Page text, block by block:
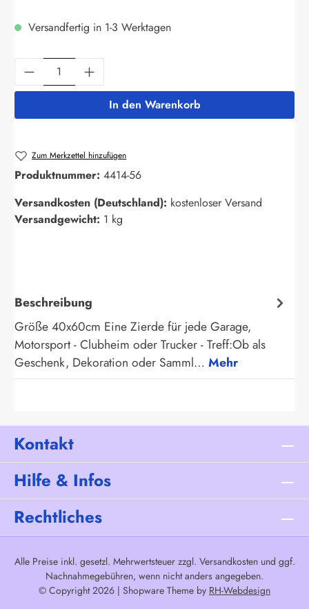
Versandfertig in 1-3 Werktagen
Produkt Anzahl: Gib den gewünschten
In den Warenkorb
Zum Merkzettel hinzufügen
Produktnummer: 4414-56
Versandkosten (Deutschland): kostenloser Versand
Versandgewicht: 1 kg
Beschreibung
Größe 40x60cm Eine Zierde für jede Garage,
Motorsport - Clubheim oder Trucker - Treff:Ob als
Geschenk, Dekoration oder Samml… Mehr
Kontakt
Hilfe & Infos
Rechtliches
Alle Preise inkl. gesetzl. Mehrwertsteuer zzgl. Versandkostenund ggf.
Nachnahmegebühren, wenn nicht anders angegeben.
© Copyright 2026 | Shopware Theme by RH-Webdesign